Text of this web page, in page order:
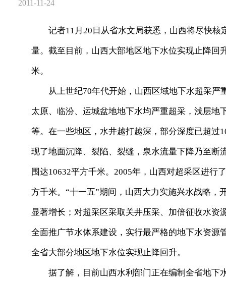
2011-11-24
记者11月20日从省水文局获悉，山西将尽快核
量。截至目前，山西大部地区地下水位实现止降回
米。
从上世纪70年代开始，山西区域地下水超采严
太原、临汾、运城盆地地下水均严重超采，浅层
等。在一些地区，水井越打越深，部分深度已超过
现了地面沉降、裂陷、裂缝，泉水流量下降乃至断
围达10632平方千米。2005年，山西对超采区进行
方千米。“十一五”期间，山西大力实施兴水战略
显著增长；对超采区采取关井压采、加倍征收水
全面推广节水体系建设，实行最严格的地下水资
全省大部分地区地下水位实现止降回升。
据了解，目前山西水利部门正在编制全省地下